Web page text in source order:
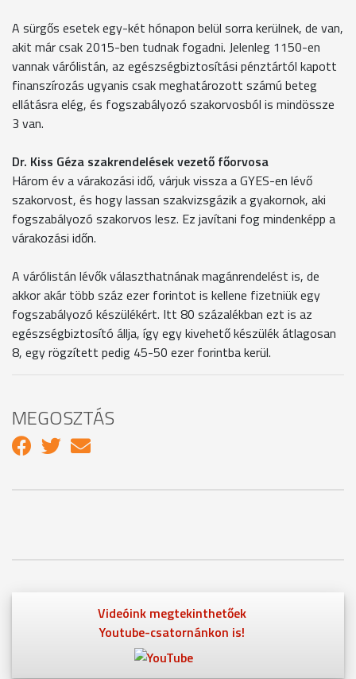
A sürgős esetek egy-két hónapon belül sorra kerülnek, de van,
akit már csak 2015-ben tudnak fogadni. Jelenleg 1150-en
vannak várólistán, az egészségbiztosítási pénztártól kapott
finanszírozás ugyanis csak meghatározott számú beteg
ellátásra elég, és fogszabályozó szakorvosból is mindössze
3 van.
Dr. Kiss Géza szakrendelések vezető főorvosa
Három év a várakozási idő, várjuk vissza a GYES-en lévő
szakorvost, és hogy lassan szakvizsgázik a gyakornok, aki
fogszabályozó szakorvos lesz. Ez javítani fog mindenképp a
várakozási időn.
A várólistán lévők választhatnának magánrendelést is, de
akkor akár több száz ezer forintot is kellene fizetniük egy
fogszabályozó készülékért. Itt 80 százalékban ezt is az
egészségbiztosító állja, így egy kivehető készülék átlagosan
8, egy rögzített pedig 45-50 ezer forintba kerül.
MEGOSZTÁS
Videóink megtekinthetőek
Youtube-csatornánkon is!